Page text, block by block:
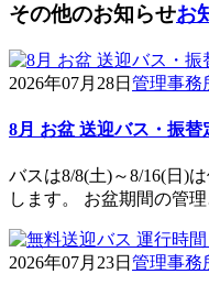
その他のお知らせお
2026年07月28日 管理事務
8月 お盆 送迎バス・振
バスは8/8(土)～8/16(日)
します。 お盆期間の管
2026年07月23日 管理事務